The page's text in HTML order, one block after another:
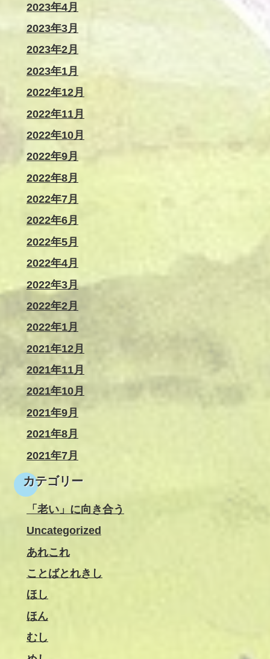
2023年4月
2023年3月
2023年2月
2023年1月
2022年12月
2022年11月
2022年10月
2022年9月
2022年8月
2022年7月
2022年6月
2022年5月
2022年4月
2022年3月
2022年2月
2022年1月
2021年12月
2021年11月
2021年10月
2021年9月
2021年8月
2021年7月
カテゴリー
「老い」に向き合う
Uncategorized
あれこれ
ことばとれきし
ほし
ほん
むし